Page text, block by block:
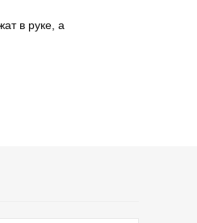
в руке, а